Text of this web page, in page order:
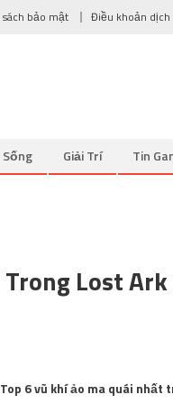
sách bảo mật Điều khoản dịch
Giải Trí Tin
Lost
6 vũ khí ảo ma quái